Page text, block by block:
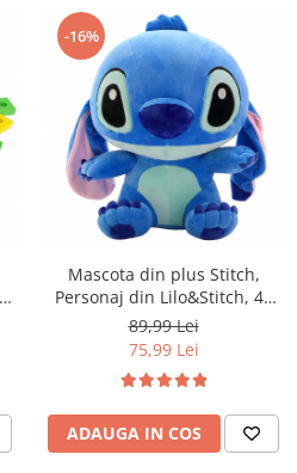
-16%
Mascota din plus Stitch,
Personaj din Lilo&Stitch, 40
cm
89,99 Lei
75,99 Lei
ADAUGA IN COS